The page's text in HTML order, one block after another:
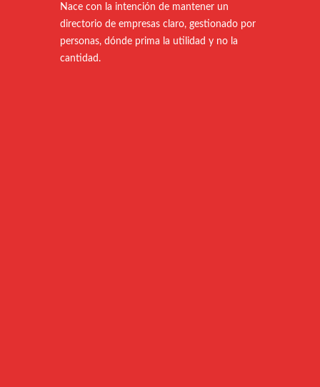
Nace con la intención de mantener un
directorio de empresas claro, gestionado por
personas, dónde prima la utilidad y no la
cantidad.